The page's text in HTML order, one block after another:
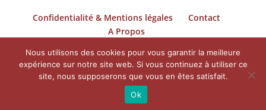
Confidentialité & Mentions légales
Contact
A Propos
©mfplatrerie2026. Tous droits réservés. Création du
site internet YOSOY.
Nous utilisons des cookies pour vous garantir la meilleure
expérience sur notre site web. Si vous continuez à utiliser ce
site, nous supposerons que vous en êtes satisfait.
Ok